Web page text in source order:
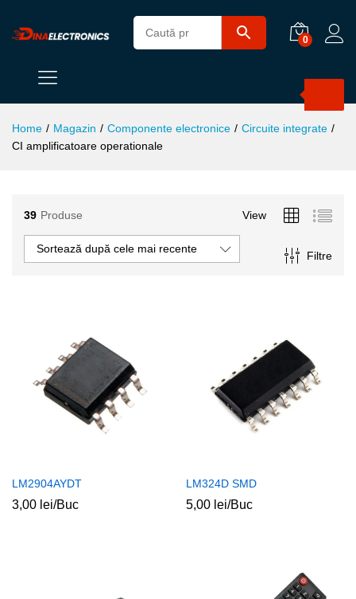
0
Home / Magazin / Componente electronice / Circuite integrate /
CI amplificatoare operationale
39 Produse View
Filtre
Sortează după cele mai recente
LM2904AYDT
3,00 lei/Buc
LM324D SMD
5,00 lei/Buc